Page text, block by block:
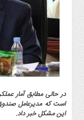
و
پتروشیمی
و
خودرو
استارت
آپ
و
فن
آوری
است که مدیرعامل
این مشکل خبر داد.